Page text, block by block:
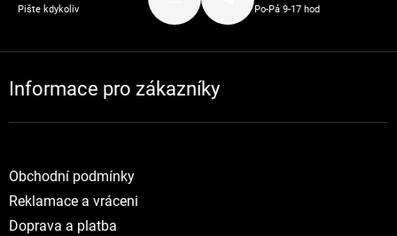
Pište kdykoliv Po-Pá 9-17 hod
Informace pro zákazníky
Obchodní podmínky
Reklamace a vráceni
Doprava a platba